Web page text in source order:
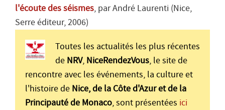
l'écoute des séismes, par André Laurenti (Nice,
Serre éditeur, 2006)
Toutes les actualités les plus récentes
de NRV, NiceRendezVous, le site de
rencontre avec les événements, la culture et
l'histoire de Nice, de la Côte d'Azur et de la
Principauté de Monaco, sont présentées ici